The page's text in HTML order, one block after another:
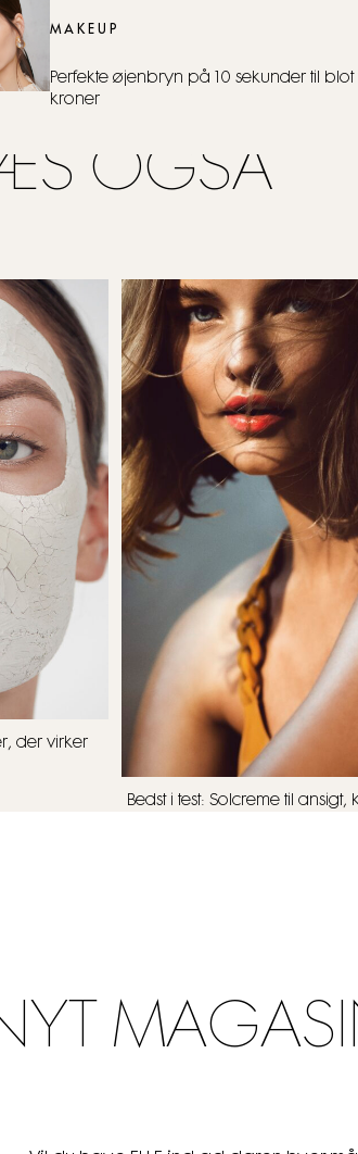
MAKEUP
Perfekte øjenbryn på 10 sekunder til blot
kroner
OGSÅ
der virker
Bedst i test: Solcreme til